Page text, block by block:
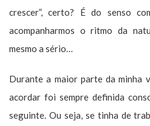
crescer”, certo? É do senso
acompanharmos o ritmo da
mesmo a sério…
Durante a maior parte da minha
acordar foi sempre definida
seguinte. Ou seja, se tinha de